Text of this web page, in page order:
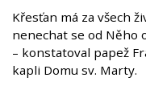
Křesťan má za všech
nenechat se od Něho
– konstatoval papež
kapli Domu sv. Marty.